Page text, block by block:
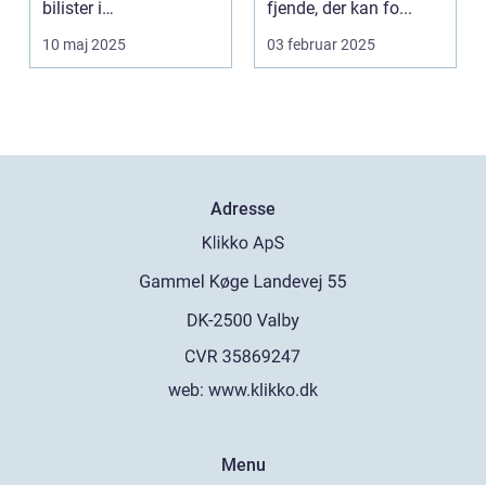
bilister i
Storkøbenhavn &os...
10 maj 2025
fjende, der kan fo...
03 februar 2025
Adresse
web: www.klikko.dk
Menu